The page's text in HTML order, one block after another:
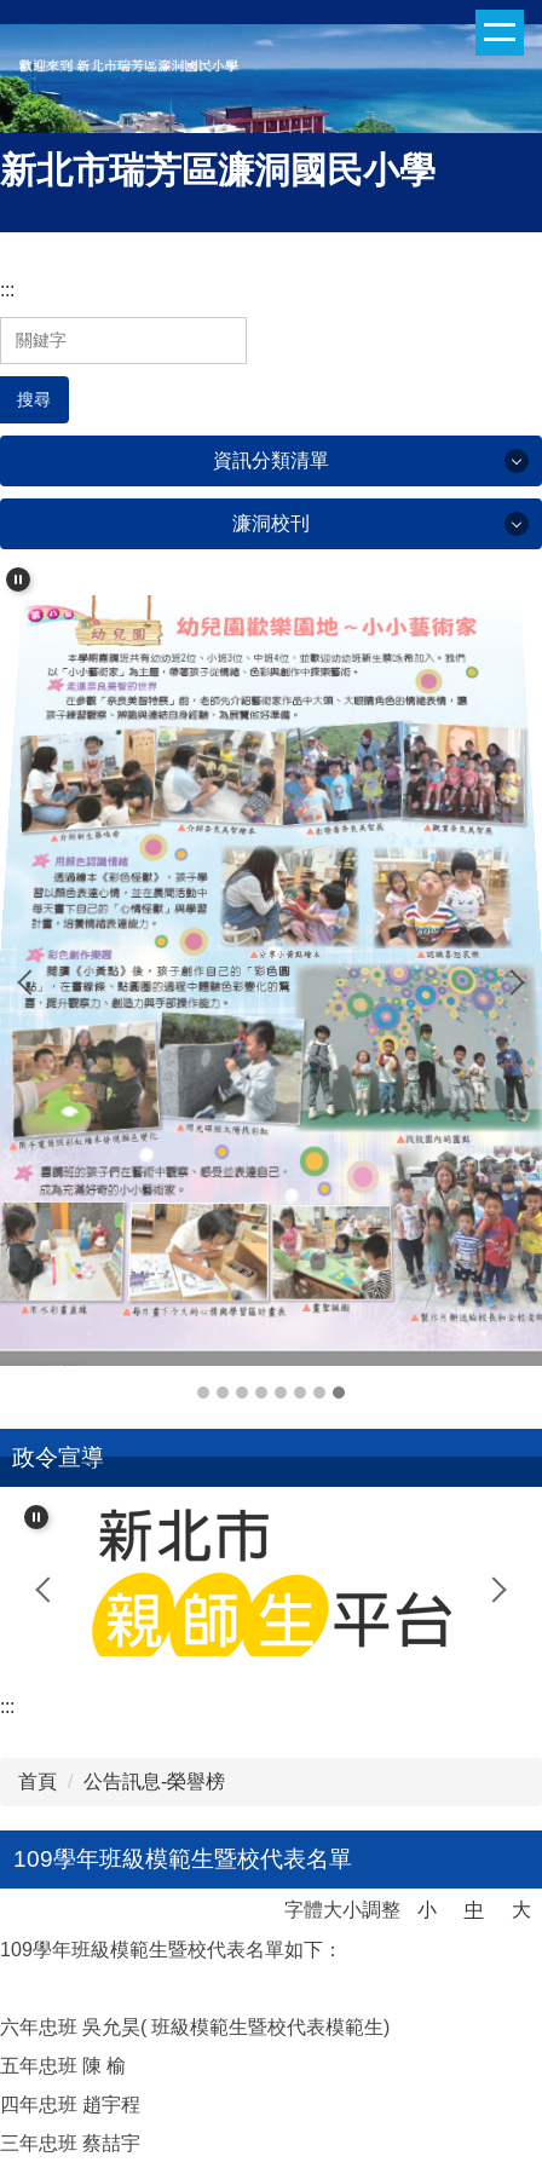
到
主
要
內
容
區
新北市瑞芳區濂洞國民小學
:::
搜尋
資訊分類清單
學校簡介
行政單位
校友專區
濂洞校刊
學習資源
成果專區
英語日活動專區
校外人士協助教學專區
濂洞國小70週年校慶
濂洞校刊
濂洞校刊
心濂心校刊
濂洞電子報
114-1.8.校刊
政令宣導
:::
首頁 公告訊息-榮譽榜
109學年班級模範生暨校代表名單
字體大小調整 小 中
大
109學年班級模範生暨校代表名單如下：
六年忠班 吳允昊( 班級模範生暨校代表模範生)
五年忠班 陳 榆
四年忠班 趙宇程
三年忠班 蔡喆宇